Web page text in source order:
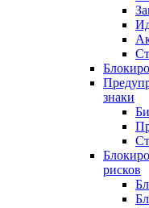
знаки
рисков